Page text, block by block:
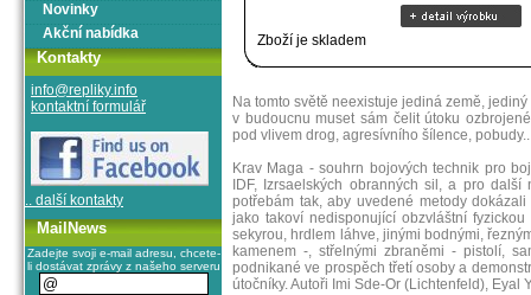
Zboží je skladem
Na tomto světě neexistuje jediná země,
v budoucnu muset sám čelit útoku
pod vlivem drog, agresívního šílence,
Krav Maga - souhrn bojových technik pro
IDF, Izrsaelských obranných sil, a pro
potřebám tak, aby uvedené metody
jako takoví nedisponující obzvláštní
sekyrou, hrdlem láhve, jinými bodnými,
kamenem -, střelnými zbraněmi - pistolí,
podnikané ve prospěch třetí osoby a
útočníky. Autoři Imi Sde-Or (Lichtenfeld), Eyal
Novinky
Akční nabídka
Kontakty
info@repliky.info
kontaktní formulář
.. další kontakty
MailNews
Zadejte svoji e-mail adresu, chcete-
li dostávat zprávy z našeho serveru